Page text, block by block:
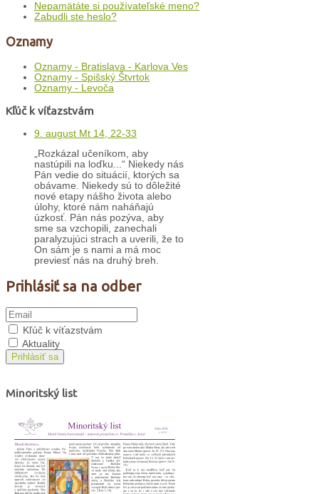
Nepamätáte si používateľské meno?
Zabudli ste heslo?
Oznamy
Oznamy - Bratislava - Karlova Ves
Oznamy - Spišský Štvrtok
Oznamy - Levoča
Kľúč k víťazstvám
9. august Mt 14, 22-33
„Rozkázal učeníkom, aby
nastúpili na loďku...“ Niekedy nás
Pán vedie do situácií, ktorých sa
obávame. Niekedy sú to dôležité
nové etapy nášho života alebo
úlohy, ktoré nám naháňajú
úzkosť. Pán nás pozýva, aby
sme sa vzchopili, zanechali
paralyzujúci strach a uverili, že to
On sám je s nami a má moc
previesť nás na druhý breh.
Prihlásiť sa na odber
Kľúč k víťazstvám
Aktuality
Prihlásiť sa
Minoritský list